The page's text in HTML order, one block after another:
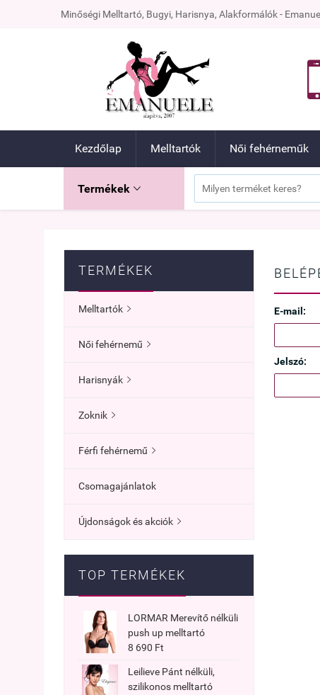
Minőségi Melltartó, Bugyi, Harisnya, Alakformálók -
Kezdőlap Melltartók Női fehérneműk
Termékek 
TERMÉKEK
Melltartók 
Női fehérnemű 
Harisnyák 
Zoknik 
Férfi fehérnemű 
Csomagajánlatok
Újdonságok és akciók 
TOP TERMÉKEK
LORMAR Merevítő nélküli
push up melltartó
8 690 Ft
Leilieve Pánt nélküli,
szilikonos melltartó
E-mail:
Jelszó: